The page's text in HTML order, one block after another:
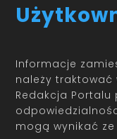
Informacje
należy traktować
Redakcja Portalu
mogą wynikać